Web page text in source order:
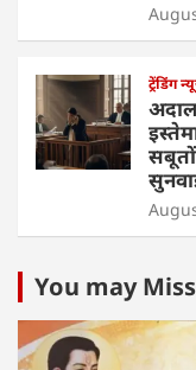
ट्रेंडिंग
You may